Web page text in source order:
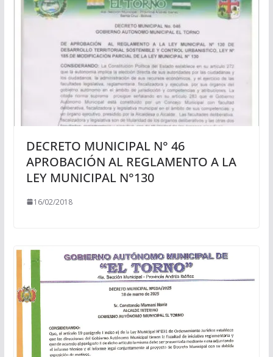
DECRETO MUNICIPAL N° 46
APROBACIÓN AL REGLAMENTO A LA
LEY MUNICIPAL N°130
16/02/2018